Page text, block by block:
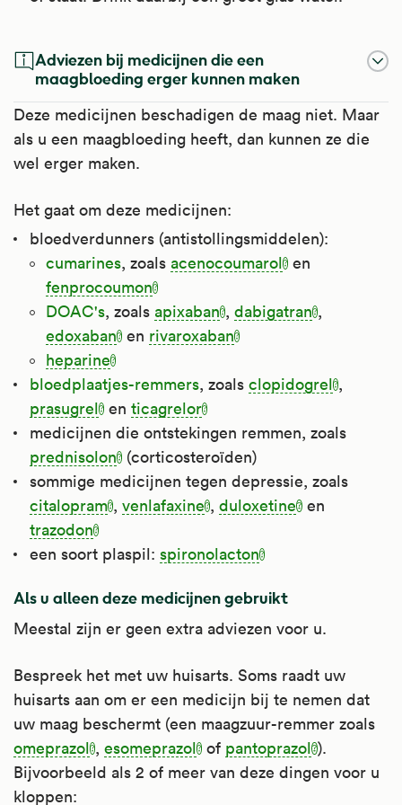
Kijk voor meer informatie op
Apotheek.nl
.
schrijven het soms voor bij kinderen met
osteogenesis imperfecta (brozebottenziekte).
Kijk voor meer informatie op
Apotheek.nl
.
Adviezen bij medicijnen die een
maagbloeding erger kunnen maken
Deze medicijnen beschadigen de maag niet. Maar
als u een maagbloeding heeft, dan kunnen ze die
wel erger maken.
Het gaat om deze medicijnen:
bloedverdunners (antistollingsmiddelen):
cumarines, zoals acenocoumarol en
fenprocoumon
DOAC's, zoals apixaban ,dabigatran ,
edoxaban en rivaroxaban
heparine
bloedplaatjes-remmers, zoals clopidogrel ,
prasugrel enticagrelor
medicijnen die ontstekingen remmen, zoals
prednisolon (corticosteroïden)
sommige medicijnen tegen depressie, zoals
citalopram ,venlafaxine ,duloxetine en
trazodon
een soort plaspil: spironolacton
Als u alleen deze medicijnen gebruikt
Meestal zijn er geen extra adviezen voor u.
Bespreek het met uw huisarts. Soms raadt uw
huisarts aan om er een medicijn bij te nemen dat
uw maag beschermt (een maagzuur-remmer zoals
omeprazol ,esomeprazol of pantoprazol ).
Bijvoorbeeld als 2 of meer van deze dingen voor u
kloppen: